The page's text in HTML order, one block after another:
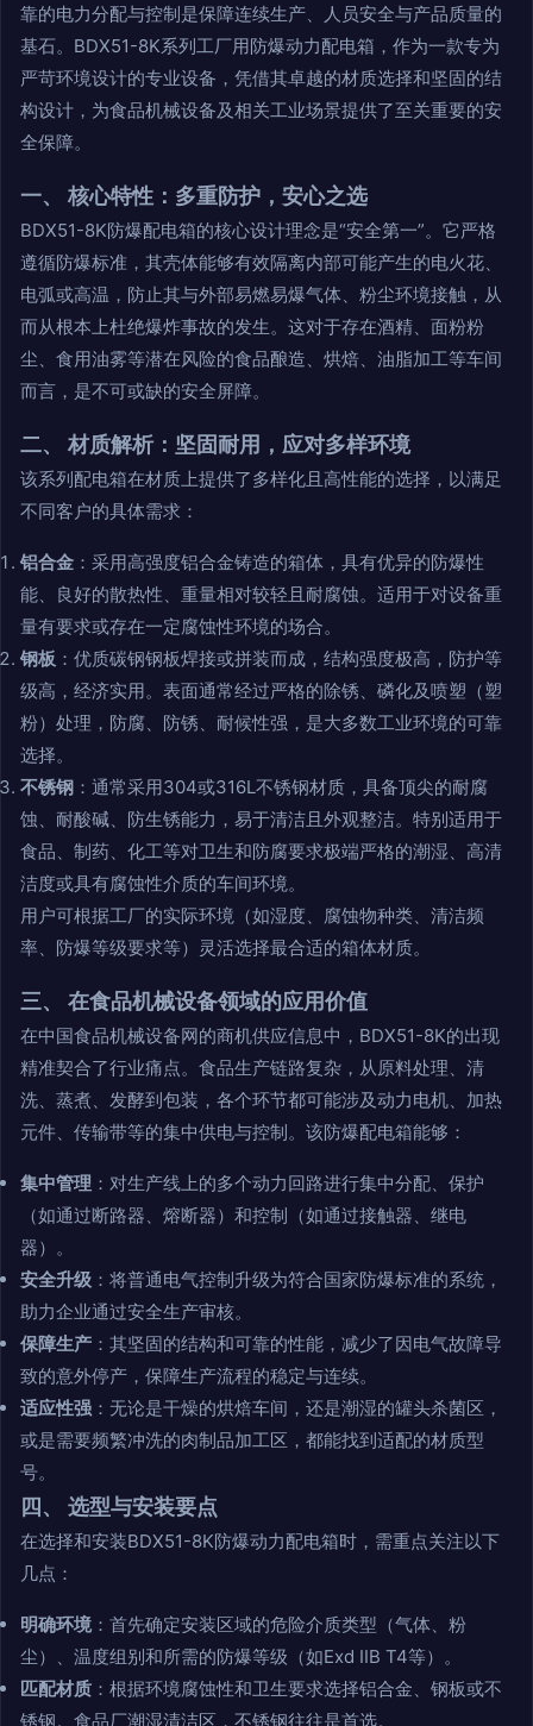
靠的电力分配与控制是保障连续生产、人员安全与产品质量的
基石。BDX51-8K系列工厂用防爆动力配电箱，作为一款专为
严苛环境设计的专业设备，凭借其卓越的材质选择和坚固的结
构设计，为食品机械设备及相关工业场景提供了至关重要的安
全保障。
一、 核心特性：多重防护，安心之选
BDX51-8K防爆配电箱的核心设计理念是“安全第一”。它严格
遵循防爆标准，其壳体能够有效隔离内部可能产生的电火花、
电弧或高温，防止其与外部易燃易爆气体、粉尘环境接触，从
而从根本上杜绝爆炸事故的发生。这对于存在酒精、面粉粉
尘、食用油雾等潜在风险的食品酿造、烘焙、油脂加工等车间
而言，是不可或缺的安全屏障。
二、 材质解析：坚固耐用，应对多样环境
该系列配电箱在材质上提供了多样化且高性能的选择，以满足
不同客户的具体需求：
铝合金 ：采用高强度铝合金铸造的箱体，具有优异的防爆性
能、良好的散热性、重量相对较轻且耐腐蚀。适用于对设备重
量有要求或存在一定腐蚀性环境的场合。
钢板 ：优质碳钢钢板焊接或拼装而成，结构强度极高，防护等
级高，经济实用。表面通常经过严格的除锈、磷化及喷塑（塑
粉）处理，防腐、防锈、耐候性强，是大多数工业环境的可靠
选择。
不锈钢 ：通常采用304或316L不锈钢材质，具备顶尖的耐腐
蚀、耐酸碱、防生锈能力，易于清洁且外观整洁。特别适用于
食品、制药、化工等对卫生和防腐要求极端严格的潮湿、高清
洁度或具有腐蚀性介质的车间环境。
用户可根据工厂的实际环境（如湿度、腐蚀物种类、清洁频
率、防爆等级要求等）灵活选择最合适的箱体材质。
三、 在食品机械设备领域的应用价值
在中国食品机械设备网的商机供应信息中，BDX51-8K的出现
精准契合了行业痛点。食品生产链路复杂，从原料处理、清
洗、蒸煮、发酵到包装，各个环节都可能涉及动力电机、加热
元件、传输带等的集中供电与控制。该防爆配电箱能够：
集中管理 ：对生产线上的多个动力回路进行集中分配、保护
（如通过断路器、熔断器）和控制（如通过接触器、继电
器）。
安全升级 ：将普通电气控制升级为符合国家防爆标准的系统，
助力企业通过安全生产审核。
保障生产 ：其坚固的结构和可靠的性能，减少了因电气故障导
致的意外停产，保障生产流程的稳定与连续。
适应性强 ：无论是干燥的烘焙车间，还是潮湿的罐头杀菌区，
或是需要频繁冲洗的肉制品加工区，都能找到适配的材质型
号。
四、 选型与安装要点
在选择和安装BDX51-8K防爆动力配电箱时，需重点关注以下
几点：
明确环境：首先确定安装区域的危险介质类型（气体、粉
尘）、温度组别和所需的防爆等级（如Exd IIB T4等）。
匹配材质 ：根据环境腐蚀性和卫生要求选择铝合金、钢板或不
锈钢。食品厂潮湿清洁区，不锈钢往往是首选。